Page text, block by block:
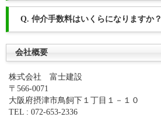
Q. 仲介手数料はいくらになりますか？
会社概要
株式会社 富士建設
〒566-0071
大阪府摂津市鳥飼下１丁目１－１０
TEL : 072-653-2336